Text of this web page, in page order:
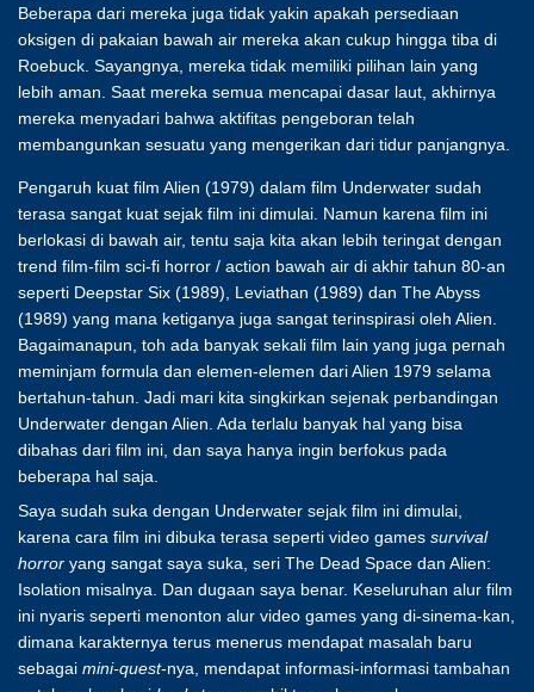
Beberapa dari mereka juga tidak yakin apakah persediaan
oksigen di pakaian bawah air mereka akan cukup hingga tiba di
Roebuck. Sayangnya, mereka tidak memiliki pilihan lain yang
lebih aman. Saat mereka semua mencapai dasar laut, akhirnya
mereka menyadari bahwa aktifitas pengeboran telah
membangunkan sesuatu yang mengerikan dari tidur panjangnya.
Pengaruh kuat film Alien (1979) dalam film Underwater sudah
terasa sangat kuat sejak film ini dimulai. Namun karena film ini
berlokasi di bawah air, tentu saja kita akan lebih teringat dengan
trend film-film sci-fi horror / action bawah air di akhir tahun 80-an
seperti Deepstar Six (1989), Leviathan (1989) dan The Abyss
(1989) yang mana ketiganya juga sangat terinspirasi oleh Alien.
Bagaimanapun, toh ada banyak sekali film lain yang juga pernah
meminjam formula dan elemen-elemen dari Alien 1979 selama
bertahun-tahun. Jadi mari kita singkirkan sejenak perbandingan
Underwater dengan Alien. Ada terlalu banyak hal yang bisa
dibahas dari film ini, dan saya hanya ingin berfokus pada
beberapa hal saja.
Saya sudah suka dengan Underwater sejak film ini dimulai,
karena cara film ini dibuka terasa seperti video games survival
horror yang sangat saya suka, seri The Dead Space dan Alien:
Isolation misalnya. Dan dugaan saya benar. Keseluruhan alur film
ini nyaris seperti menonton alur video games yang di-sinema-kan,
dimana karakternya terus menerus mendapat masalah baru
sebagai mini-quest-nya, mendapat informasi-informasi tambahan